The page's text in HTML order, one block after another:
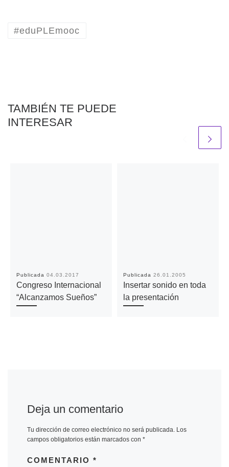
#eduPLEmooc
TAMBIÉN TE PUEDE
INTERESAR
Publicada 04.03.2017
Congreso Internacional
“Alcanzamos Sueños”
Publicada 26.01.2005
Insertar sonido en toda
la presentación
Deja un comentario
Tu dirección de correo electrónico no será publicada. Los
campos obligatorios están marcados con *
COMENTARIO *